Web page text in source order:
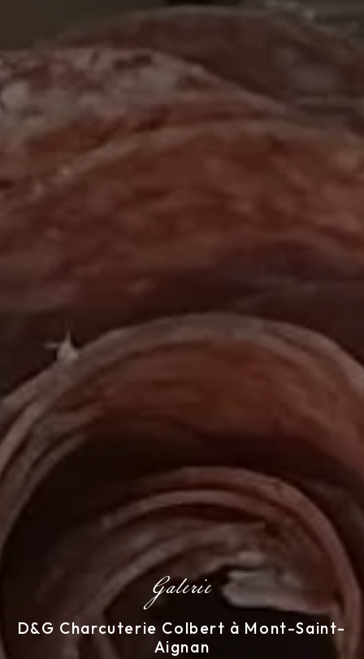
Galerie
D&G Charcuterie Colbert à Mont-Saint-
Aignan